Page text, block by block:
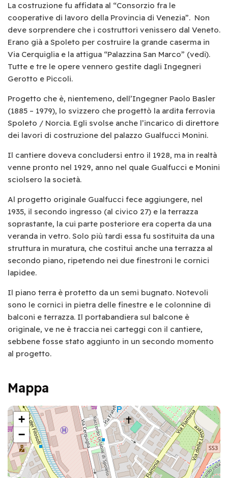
La costruzione fu affidata al “Consorzio fra le
cooperative di lavoro della Provincia di Venezia”. Non
deve sorprendere che i costruttori venissero dal Veneto.
Erano già a Spoleto per costruire la grande caserma in
Via Cerquiglia e la attigua “Palazzina San Marco” (vedi).
Tutte e tre le opere vennero gestite dagli Ingegneri
Gerotto e Piccoli.
Progetto che è, nientemeno, dell’Ingegner Paolo Basler
(1885 – 1979), lo svizzero che progettò la ardita ferrovia
Spoleto / Norcia. Egli svolse anche l’incarico di direttore
dei lavori di costruzione del palazzo Gualfucci Monini.
Il cantiere doveva concludersi entro il 1928, ma in realtà
venne pronto nel 1929, anno nel quale Gualfucci e Monini
sciolsero la società.
Al progetto originale Gualfucci fece aggiungere, nel
1935, il secondo ingresso (al civico 27) e la terrazza
soprastante, la cui parte posteriore era coperta da una
veranda in vetro. Solo più tardi essa fu sostituita da una
struttura in muratura, che costituì anche una terrazza al
secondo piano, ripetendo nei due finestroni le cornici
lapidee.
Il piano terra è protetto da un semi bugnato. Notevoli
sono le cornici in pietra delle finestre e le colonnine di
balconi e terrazza. Il portabandiera sul balcone è
originale, ve ne è traccia nei carteggi con il cantiere,
sebbene fosse stato aggiunto in un secondo momento
al progetto.
Mappa
+
−